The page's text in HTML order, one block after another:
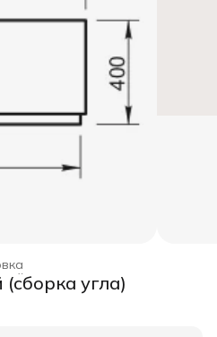
декор ›
(сборка угла)